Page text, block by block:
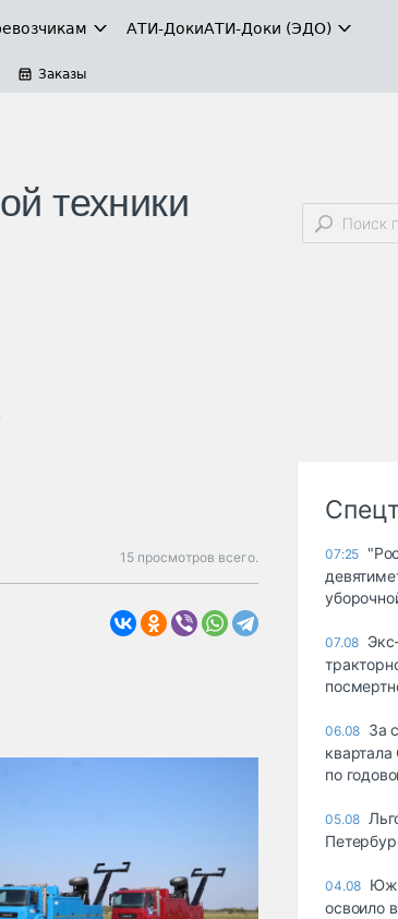
АТИ-ДокиАТИ-Доки (ЭДО)
Заказы
техники
15 просмотров всего.
07:25
07.08
06.08 За
по
05.08
04.08
освоило